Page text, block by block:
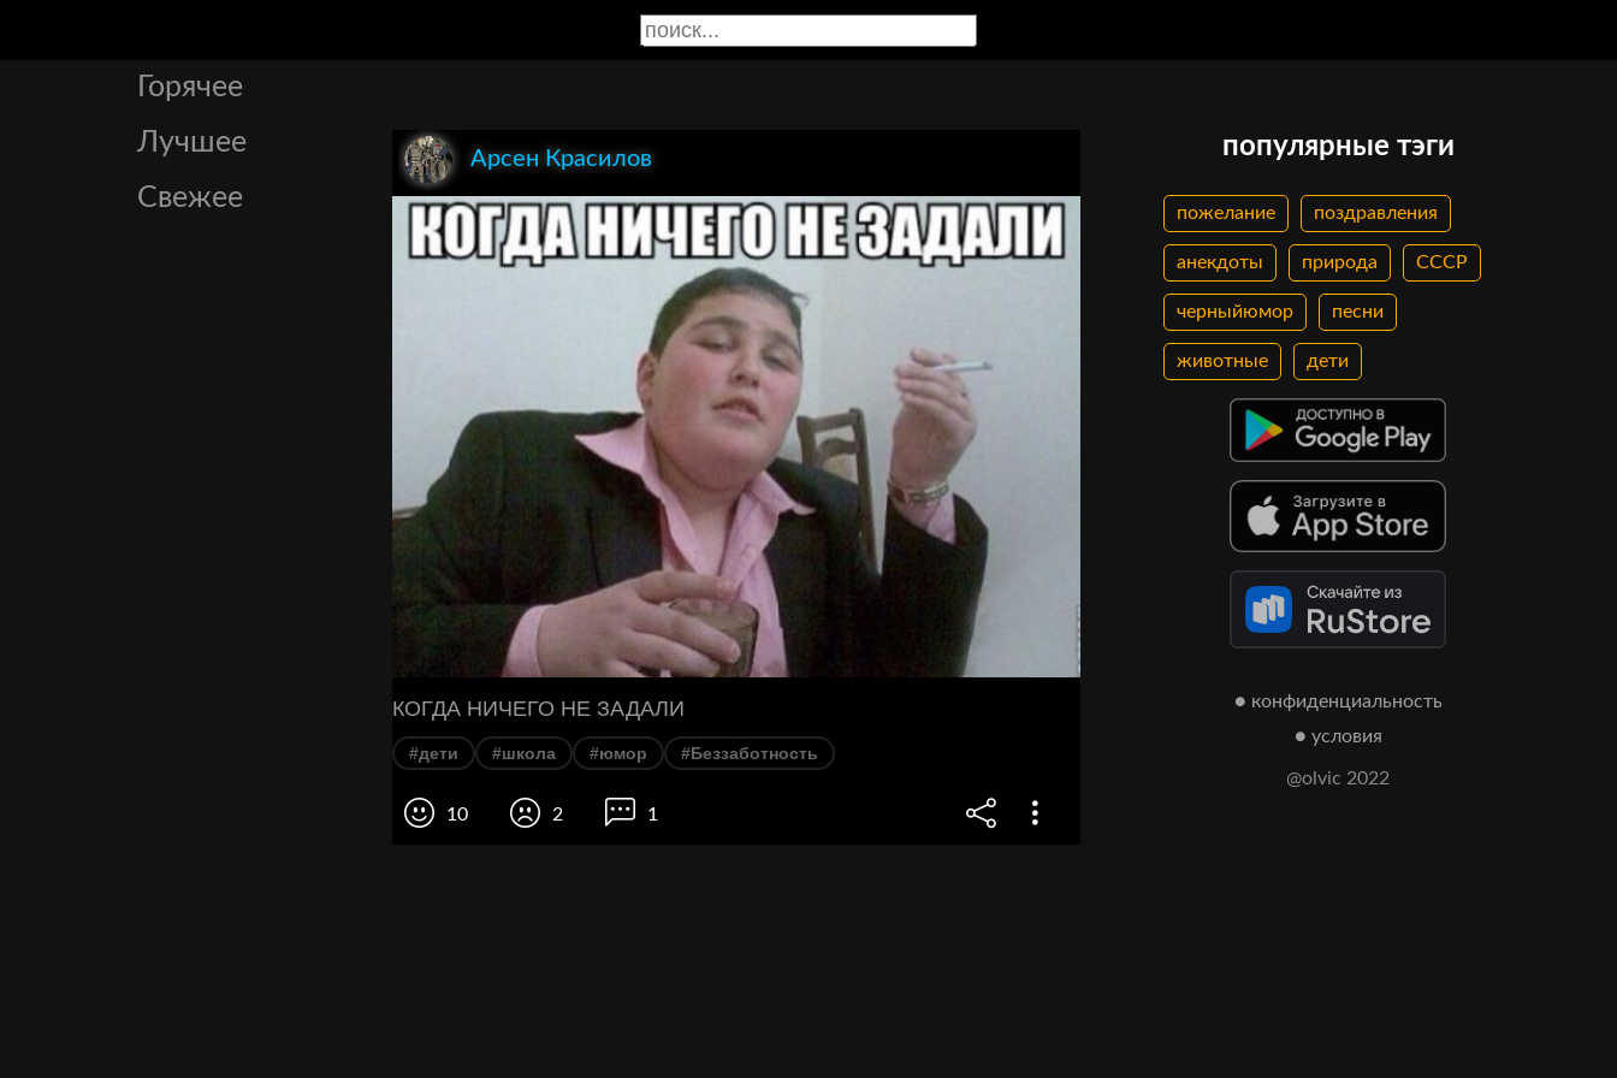
Горячее
Лучшее
Свежее
Арсен Красилов
КОГДА НИЧЕГО НЕ ЗАДАЛИ
#дети #школа #юмор #Беззаботность
10 2 1
популярные тэги
пожелание поздравления
анекдоты природа СССР
черныйюмор песни
животные дети
● конфиденциальность
● условия
@olvic 2022